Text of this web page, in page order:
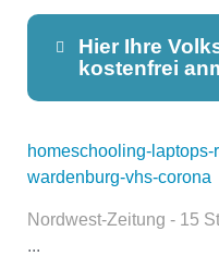
Hier Ihre
kostenfrei
Dieser Teil
homeschooling-
wardenburg-vhs-corona
Nordwest-Zeitung - 15
...